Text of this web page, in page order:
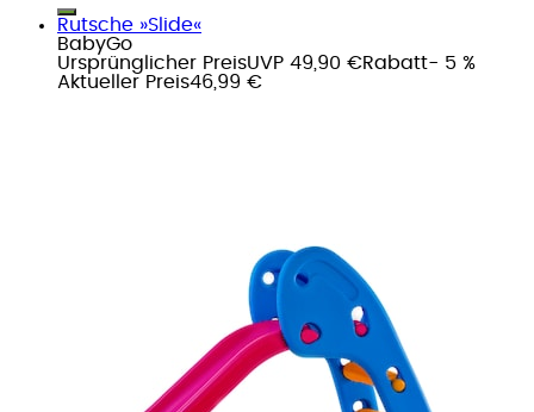
Rutsche »Slide«
BabyGo
Ursprünglicher PreisUVP 49,90 €Rabatt- 5 %
Aktueller Preis46,99 €